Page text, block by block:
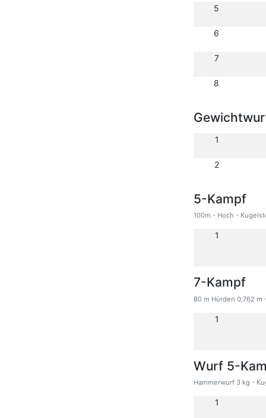
5
6
7
8
1
2
5-Kampf
100m - Hoch -
1
7-Kampf
80 m Hürden 0,762
1
Wurf 5-
Hammerwurf 3 kg -
1